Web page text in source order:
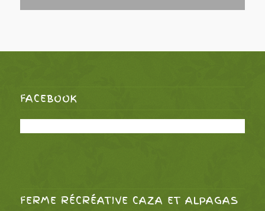
FACEBOOK
FERME RÉCRÉATIVE CAZA ET ALPAGAS